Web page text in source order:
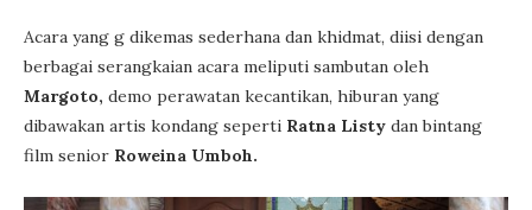
Acara yang g dikemas sederhana dan khidmat, diisi dengan
berbagai serangkaian acara meliputi sambutan oleh
Margoto, demo perawatan kecantikan, hiburan yang
dibawakan artis kondang seperti Ratna Listy dan bintang
film senior Roweina Umboh.